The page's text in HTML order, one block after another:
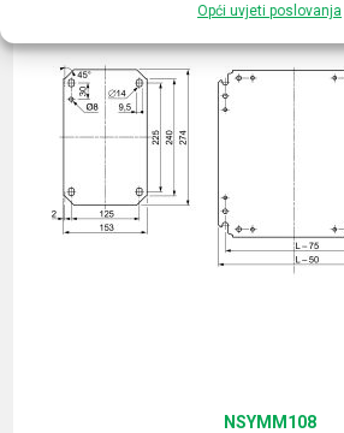
Opći uvjeti poslovanja
NSYMM108